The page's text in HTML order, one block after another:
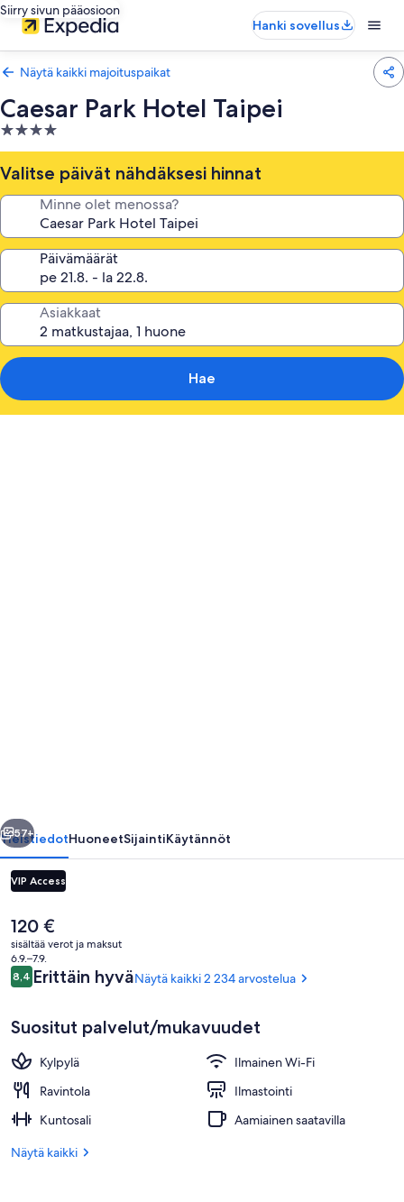
Siirry sivun pääosioon
Hanki sovellus
Näytä kaikki majoituspaikat
Caesar Park Hotel Taipei
4.0
tähden
majoituspaikka
Valitse päivät nähdäksesi hinnat
Minne olet menossa?
Päivämäärät
Asiakkaat
Hae
Aula
Seuraava
57+
YleistiedotHuoneetSijaintiKäytännöt
VIP Access
Nykyinen
hinta
on
120 €
120 €
sisältää verot ja maksut
6.9.–7.9.
Arvostelut
8,48,4 kautta 10.
Erittäin hyväNäytä kaikki 2 234 arvostelua
Suositut palvelut/mukavuudet
Kylpylä
Ilmainen Wi-Fi
Ravintola
Ilmastointi
Kuntosali
Aamiainen saatavilla
Näytä kaikki